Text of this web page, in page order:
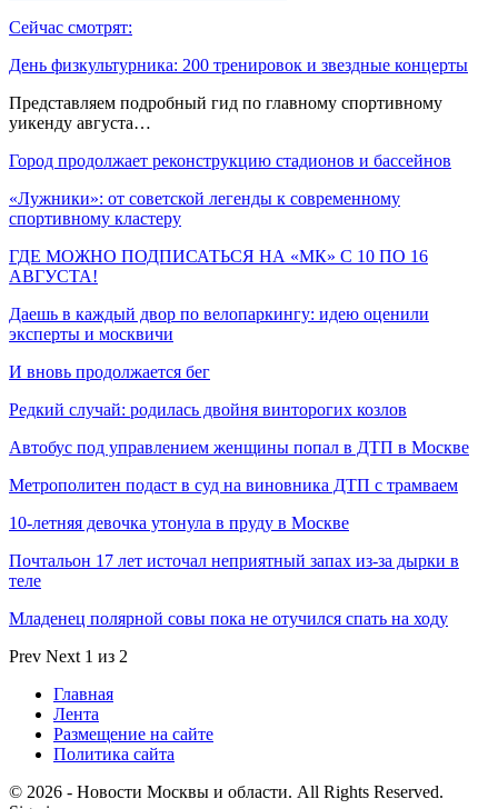
Сейчас смотрят:
День физкультурника: 200 тренировок и звездные концерты
Представляем подробный гид по главному спортивному
уикенду августа…
Город продолжает реконструкцию стадионов и бассейнов
«Лужники»: от советской легенды к современному
спортивному кластеру
ГДЕ МОЖНО ПОДПИСАТЬСЯ НА «МК» С 10 ПО 16
АВГУСТА!
Даешь в каждый двор по велопаркингу: идею оценили
эксперты и москвичи
И вновь продолжается бег
Редкий случай: родилась двойня винторогих козлов
Автобус под управлением женщины попал в ДТП в Москве
Метрополитен подаст в суд на виновника ДТП с трамваем
10-летняя девочка утонула в пруду в Москве
Почтальон 17 лет источал неприятный запах из-за дырки в
теле
Младенец полярной совы пока не отучился спать на ходу
Prev Next 1 из 2
Главная
Лента
Размещение на сайте
Политика сайта
© 2026 - Новости Москвы и области. All Rights Reserved.